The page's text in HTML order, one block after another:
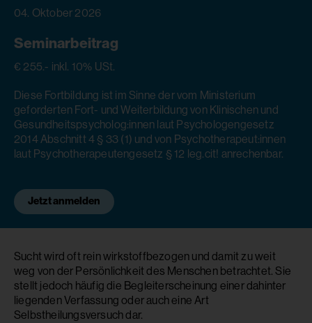
04. Oktober 2026
Seminarbeitrag
€ 255.- inkl. 10% USt.
Diese Fortbildung ist im Sinne der vom Ministerium
geforderten Fort- und Weiterbildung von Klinischen und
Gesundheitspsycholog:innen laut Psychologengesetz
2014 Abschnitt 4 § 33 (1) und von Psychotherapeut:innen
laut Psychotherapeutengesetz § 12 leg.cit! anrechenbar.
Jetzt anmelden
Sucht wird oft rein wirkstoffbezogen und damit zu weit
weg von der Persönlichkeit des Menschen betrachtet. Sie
stellt jedoch häufig die Begleiterscheinung einer dahinter
liegenden Verfassung oder auch eine Art
Selbstheilungsversuch dar.